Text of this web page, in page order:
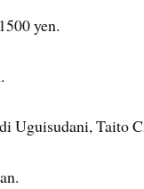
yen.
Uguisudani, Taito